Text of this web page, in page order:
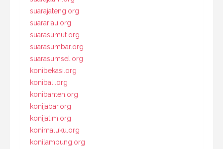
suarajateng.org
suarariau.org
suarasumut.org
suarasumbar.org
suarasumsel.org
konibekasi.org
konibali.org
konibanten.org
konijabar.org
konijatim.org
konimaluku.org
konilampung.org